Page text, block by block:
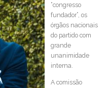
“congresso
fundador”, os
órgãos nacionais
do partido com
grande
unanimidade
interna.
A comissão